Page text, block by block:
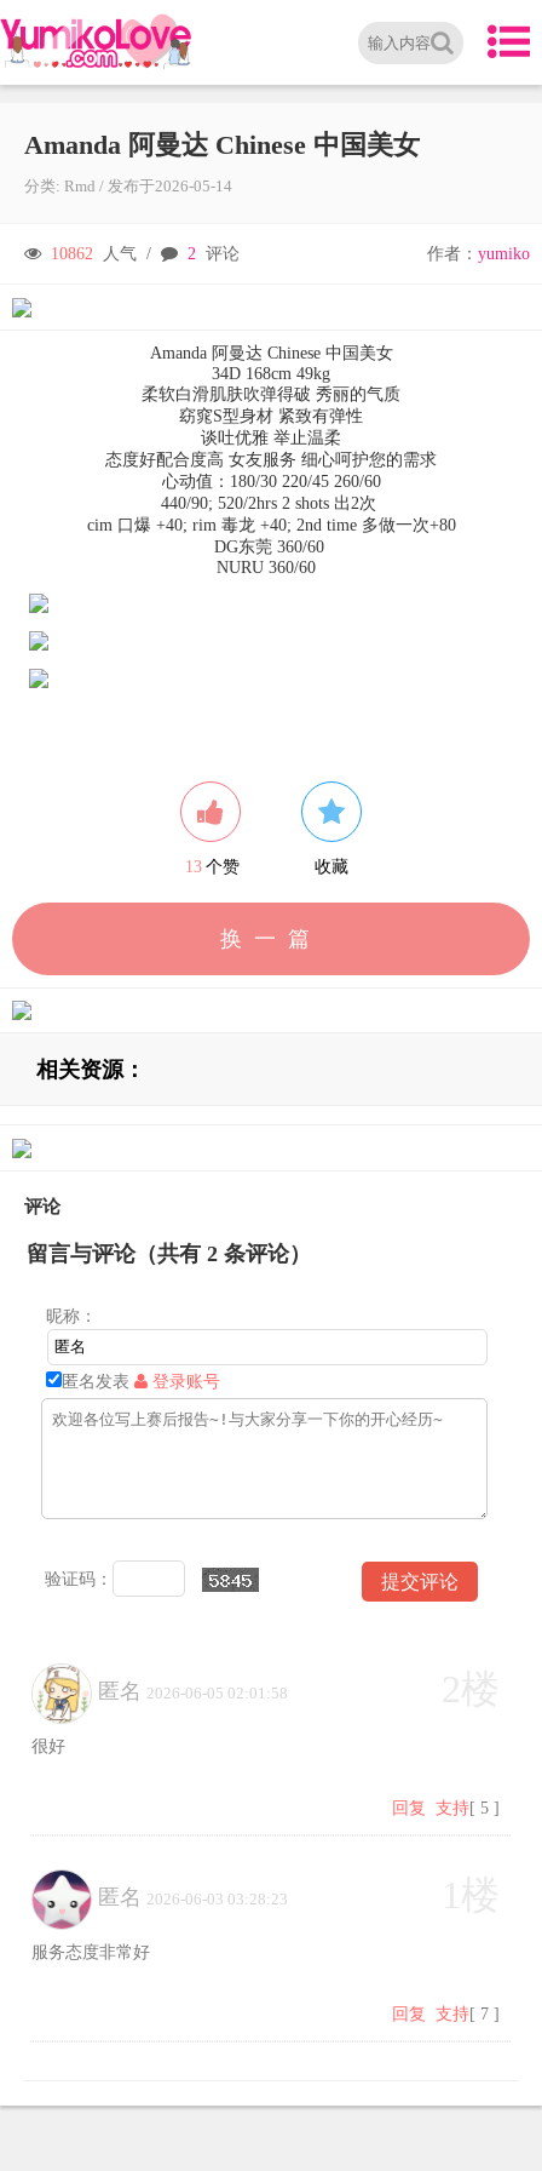
Amanda 阿曼达 Chinese 中国美女
分类: Rmd / 发布于2026-05-14
10862 人气 / 2 评论 作者： yumiko
Amanda 阿曼达 Chinese 中国美女
34D 168cm 49kg
柔软白滑肌肤吹弹得破 秀丽的气质
窈窕S型身材 紧致有弹性
谈吐优雅 举止温柔
态度好配合度高 女友服务 细心呵护您的需求
心动值：180/30 220/45 260/60
440/90; 520/2hrs 2 shots 出2次
cim 口爆 +40; rim 毒龙 +40; 2nd time 多做一次+80
DG东莞 360/60
NURU 360/60
13 个赞 收藏
换一篇
相关资源：
评论
留言与评论（共有 2 条评论）
昵称：
匿名发表 登录账号
验证码：
匿名 2026-06-05 02:01:58
很好
回复 支持[ 5 ]
匿名 2026-06-03 03:28:23
服务态度非常好
回复 支持[ 7 ]